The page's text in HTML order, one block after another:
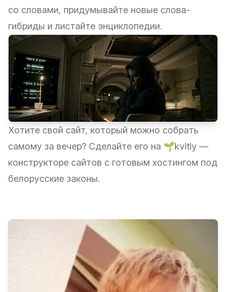
со словами, придумывайте новые слова-
гибриды и листайте энциклопедии.
Хотите свой сайт, который можно собрать
самому за вечер? Сделайте его на 🌱kvitly —
конструкторе сайтов с готовым хостингом под
белорусские законы.